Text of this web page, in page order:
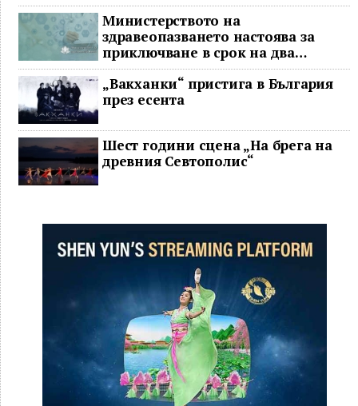
Министерството на
здравеопазването настоява за
приключване в срок на два
ключови строителни проекта
„Вакханки“ пристига в България
през есента
Шест години сцена „На брега на
древния Севтополис“